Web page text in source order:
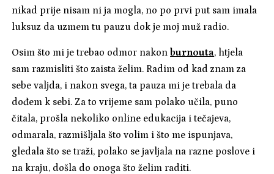
nikad prije nisam ni ja mogla, no po prvi put sam imala
luksuz da uzmem tu pauzu dok je moj muž radio.
Osim što mi je trebao odmor nakonburnouta, htjela
sam razmisliti što zaista želim. Radim od kad znam za
sebe valjda, i nakon svega, ta pauza mi je trebala da
dođem k sebi. Za to vrijeme sam polako učila, puno
čitala, prošla nekoliko online edukacija i tečajeva,
odmarala, razmišljala što volim i što me ispunjava,
gledala što se traži, polako se javljala na razne poslove i
na kraju, došla do onoga što želim raditi.